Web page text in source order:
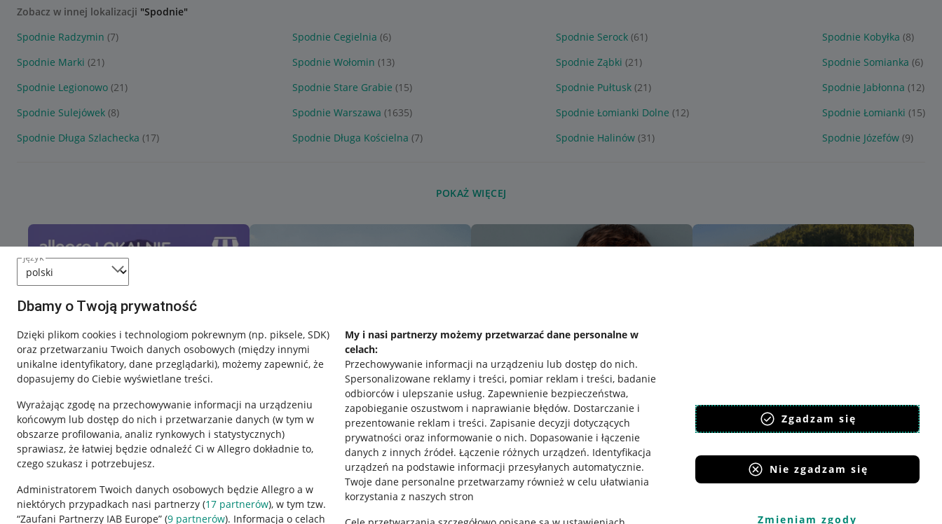
język
Dbamy o Twoją prywatność
Dzięki plikom cookies i technologiom pokrewnym (np. piksele, SDK)
oraz przetwarzaniu Twoich danych osobowych (między innymi
unikalne identyfikatory, dane przeglądarki), możemy zapewnić, że
dopasujemy do Ciebie wyświetlane treści.
Wyrażając zgodę na przechowywanie informacji na urządzeniu
końcowym lub dostęp do nich i przetwarzanie danych (w tym w
obszarze profilowania, analiz rynkowych i statystycznych)
sprawiasz, że łatwiej będzie odnaleźć Ci w Allegro dokładnie to,
czego szukasz i potrzebujesz.
Administratorem Twoich danych osobowych będzie Allegro a w
niektórych przypadkach nasi partnerzy (17 partnerów), w tym tzw.
“Zaufani Partnerzy IAB Europe” (9 partnerów). Informacja o celach
My i nasi partnerzy możemy przetwarzać dane personalne w
celach:
Przechowywanie informacji na urządzeniu lub dostęp do nich.
Spersonalizowane reklamy i treści, pomiar reklam i treści, badanie
odbiorców i ulepszanie usług. Zapewnienie bezpieczeństwa,
zapobieganie oszustwom i naprawianie błędów. Dostarczanie i
prezentowanie reklam i treści. Zapisanie decyzji dotyczących
prywatności oraz informowanie o nich. Dopasowanie i łączenie
danych z innych źródeł. Łączenie różnych urządzeń. Identyfikacja
urządzeń na podstawie informacji przesyłanych automatycznie.
Twoje dane personalne przetwarzamy również w celu ułatwiania
korzystania z naszych stron
Zgadzam się
Nie zgadzam się
Zmieniam zgody
Zobacz w innej lokalizacji "Spodnie"
Spodnie Radzymin (7) Spodnie Cegielnia (6) Spodnie Serock (61) Spodnie Kobyłka (8)
Spodnie Marki (21) Spodnie Wołomin (13) Spodnie Ząbki (21) Spodnie Somianka (6)
Spodnie Legionowo (21) Spodnie Stare Grabie (15) Spodnie Pułtusk (21) Spodnie Jabłonna (12)
Spodnie Sulejówek (8) Spodnie Warszawa (1635) Spodnie Łomianki Dolne (12) Spodnie Łomianki (15)
Spodnie Długa Szlachecka (17) Spodnie Długa Kościelna (7) Spodnie Halinów (31) Spodnie Józefów (9)
POKAŻ WIĘCEJ
Przydatne informacje
Jak to działa
Regulamin
Pobierz aplikację